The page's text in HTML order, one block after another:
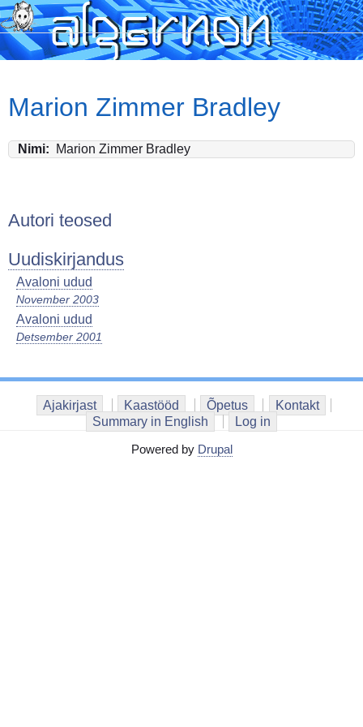
Skip
to
main
content
Marion Zimmer Bradley
Nimi Marion Zimmer Bradley
Autori teosed
Uudiskirjandus
Avaloni udud
November 2003
Avaloni udud
Detsember 2001
Ajakirjast Kaastööd Õpetus
Kontakt
Summary in English
Log in
Powered by Drupal